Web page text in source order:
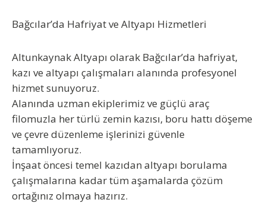
Bağcılar’da Hafriyat ve Altyapı Hizmetleri
Altunkaynak Altyapı olarak Bağcılar’da hafriyat,
kazı ve altyapı çalışmaları alanında profesyonel
hizmet sunuyoruz.
Alanında uzman ekiplerimiz ve güçlü araç
filomuzla her türlü zemin kazısı, boru hattı döşeme
ve çevre düzenleme işlerinizi güvenle
tamamlıyoruz.
İnşaat öncesi temel kazıdan altyapı borulama
çalışmalarına kadar tüm aşamalarda çözüm
ortağınız olmaya hazırız.